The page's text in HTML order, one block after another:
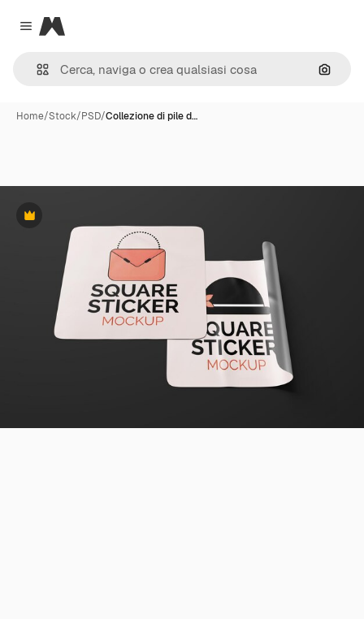
Close menu
Magnific
Cerca
Home/Stock/PSD/Collezione di pile d…
Premium